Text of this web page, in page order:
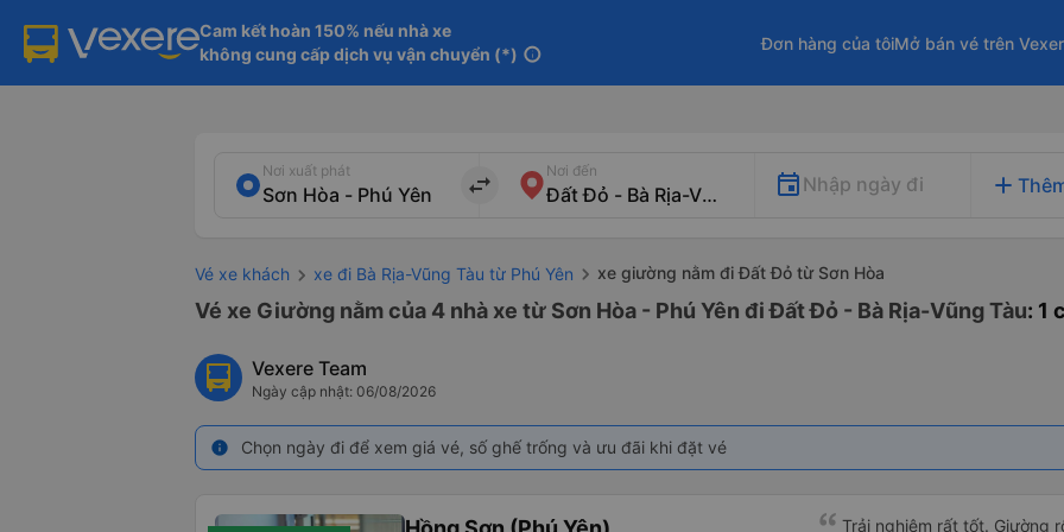
Cam kết hoàn 150% nếu nhà xe
không cung cấp dịch vụ vận chuyển (*) info
Đơn hàng của tôiMở bán vé trên
Nơi xuất phát
import_export
Nơi đến
Nhập ngày đi add
Vé xe khách xe đi Bà Rịa-Vũng Tàu từ Phú Yên xe giường nằm đi Đất Đỏ từ Sơn Hòa
Vé xe Giường nằm của 4 nhà xe từ Sơn Hòa - Phú Yên đi Đất Đỏ - Bà Rịa-Vũng Tàu: 1
Vexere Team
Ngày cập nhật: 06/08/2026
info Chọn ngày đi để xem giá vé, số ghế trống và ưu đãi khi đặt vé
Trải nghiệm rất tốt. Giường